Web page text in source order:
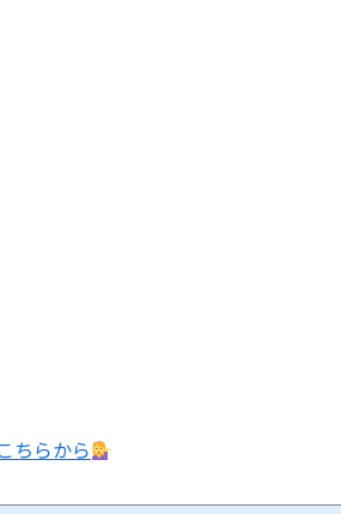
ちらから